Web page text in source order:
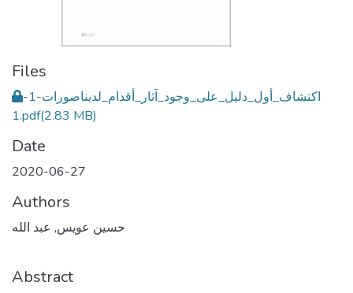
Files
اكتشاف_أول_دليل_على_وجود_آثار_أقدام_لديناصورات-1-
1.pdf(2.83 MB)
Date
2020-06-27
Authors
حسين عويس, عبد الله
Abstract